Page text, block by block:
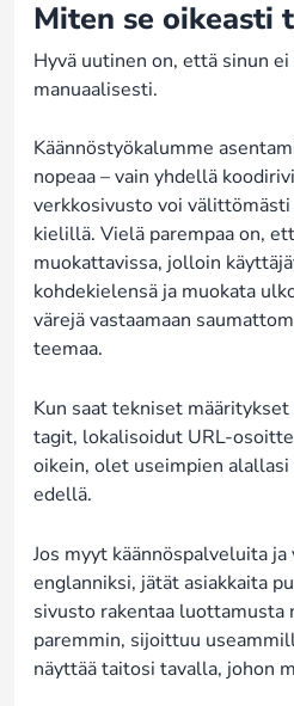
Miten se oikeasti
Hyvä uutinen on, että sinun
manuaalisesti.
Käännöstyökalumme
nopeaa – vain yhdellä
verkkosivusto voi
kielillä. Vielä parempaa on,
muokattavissa, jolloin
kohdekielensä ja muokata
värejä vastaamaan
teemaa.
Kun saat tekniset
tagit, lokalisoidut URL-
oikein, olet useimpien
edellä.
Jos myyt käännöspalveluita
englanniksi, jätät asiakkaita
sivusto rakentaa luottamusta
paremmin, sijoittuu
näyttää taitosi tavalla, johon